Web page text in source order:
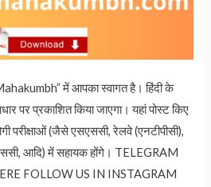
में आपका स्वागत है। हिंदी के
पर प्रकाशित किया जाएगा। यहां पोस्ट किए
परीक्षाओं (जैसे एसएससी, रेलवे (एनटीपीसी),
आदि) में सहायक होंगे। TELEGRAM
FOLLOW US IN INSTAGRAM